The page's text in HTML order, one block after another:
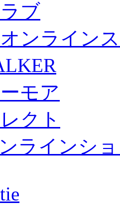
ブ
ンライン
モア
クト
ラインシ